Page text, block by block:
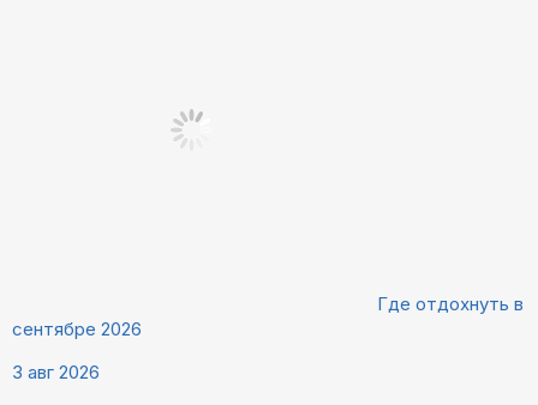
Где отдохнуть в
сентябре 2026
3 авг 2026